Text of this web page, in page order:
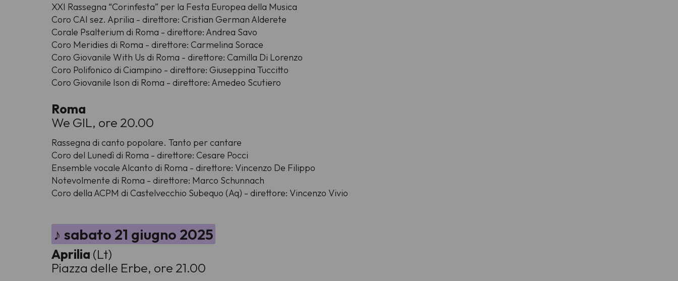
XXI Rassegna “Corinfesta” per la Festa Europea della Musica
Coro CAI sez. Aprilia - direttore: Cristian German Alderete
Corale Psalterium di Roma - direttore: Andrea Savo
Coro Meridies di Roma - direttore: Carmelina Sorace
Coro Giovanile With Us di Roma - direttore: Camilla Di Lorenzo
Coro Polifonico di Ciampino - direttore: Giuseppina Tuccitto
Coro Giovanile Ison di Roma - direttore: Amedeo Scutiero
Roma
We GIL, ore 20.00
Rassegna di canto popolare. Tanto per cantare
Coro del Lunedì di Roma - direttore: Cesare Pocci
Ensemble vocale Alcanto di Roma - direttore: Vincenzo De Filippo
Notevolmente di Roma - direttore: Marco Schunnach
Coro della ACPM di Castelvecchio Subequo (Aq) - direttore: Vincenzo Vivio
♪ sabato 21 giugno 2025
Aprilia (Lt)
Piazza delle Erbe, ore 21.00